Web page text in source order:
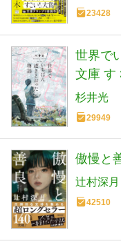
23428
世界で
文庫 す
杉井光
29949
傲慢と
辻村深月
42510